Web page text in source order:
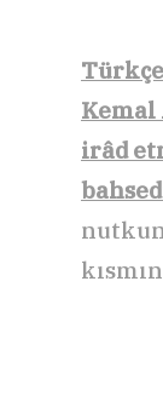
Kemal
irâd